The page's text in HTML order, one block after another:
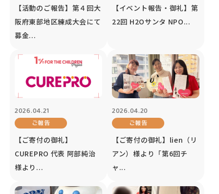
【活動のご報告】第４回大
阪府東部地区練成大会にて
募金...
【イベント報告・御礼】第
22回 H2Oサンタ NPO...
2026.04.21
ご報告
【ご寄付の御礼】
CUREPRO 代表 阿部純治
様より...
2026.04.20
ご報告
【ご寄付の御礼】lien（リ
アン）様より「第6回チ
ャ...